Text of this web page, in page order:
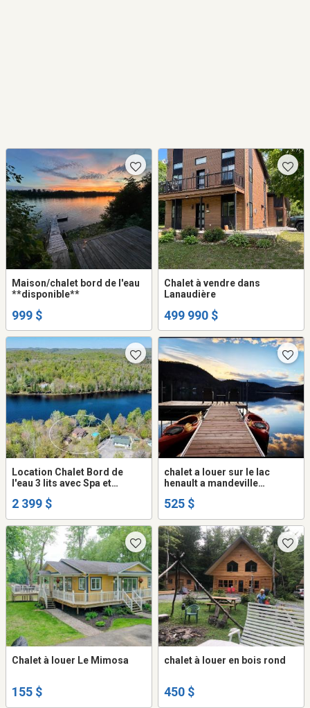
Maison/chalet bord de l'eau
**disponible**
999 $
Chalet à vendre dans
Lanaudière
499 990 $
Location Chalet Bord de
l'eau 3 lits avec Spa et
2 399 $
chalet a louer sur le lac
henault a mandeville
525 $
Chalet à louer Le Mimosa
155 $
chalet à louer en bois rond
450 $